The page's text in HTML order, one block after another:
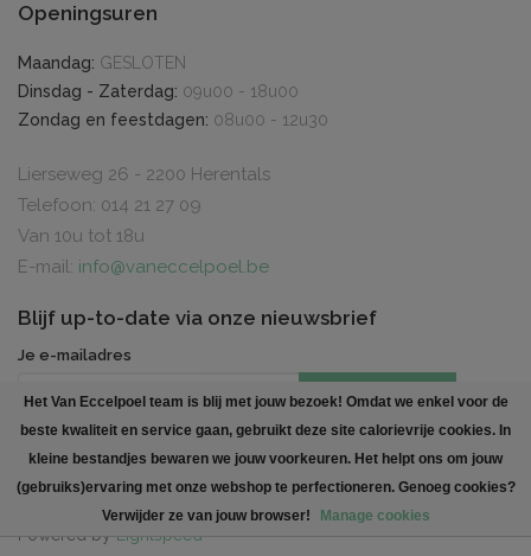
Openingsuren
Maandag: GESLOTEN
Dinsdag - Zaterdag: 09u00 - 18u00
Zondag en feestdagen: 08u00 - 12u30
Lierseweg 26 - 2200 Herentals
Telefoon: 014 21 27 09
Van 10u tot 18u
E-mail: info@vaneccelpoel.be
Blijf up-to-date via onze nieuwsbrief
Je e-mailadres
INSCHRIJVEN
Created byPolaris DC. All rights reserved
Powered by Lightspeed
Het Van Eccelpoel team is blij met jouw bezoek! Omdat we enkel voor de
beste kwaliteit en service gaan, gebruikt deze site calorievrije cookies. In
kleine bestandjes bewaren we jouw voorkeuren. Het helpt ons om jouw
(gebruiks)ervaring met onze webshop te perfectioneren. Genoeg cookies?
Verwijder ze van jouw browser!
Manage cookies